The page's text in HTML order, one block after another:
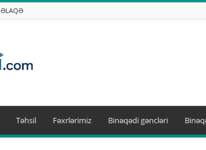
ƏLAQƏ
Təhsil Fəxrlərimiz Binəqədi gəncləri